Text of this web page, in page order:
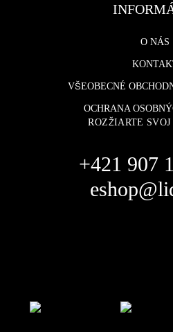
O NÁS
VŠEOBECNÉ
OCHRANA
ROZŽIARTE SVOJ
+421 907